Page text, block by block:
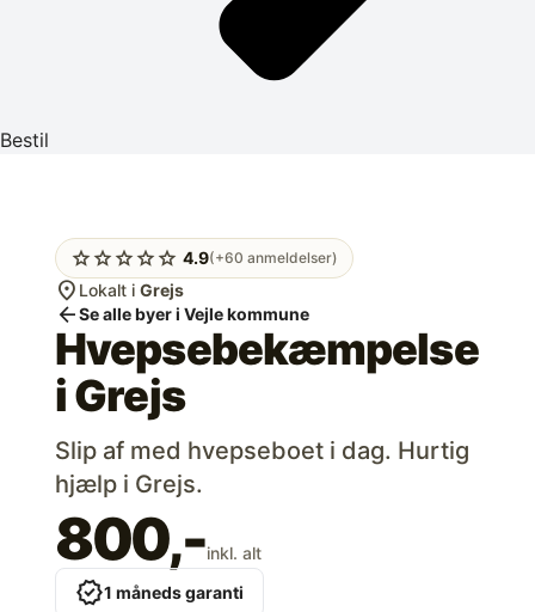
Bestil
starstarstarstarstar 4.9(+60 anmeldelser)
location_on Lokalt i Grejs
arrow_backSe alle byer i Vejle kommune
Hvepsebekæmpelse
iGrejs
Slip af med hvepseboet i dag. Hurtig
hjælp i Grejs.
800,-inkl. alt
verified1 måneds garanti